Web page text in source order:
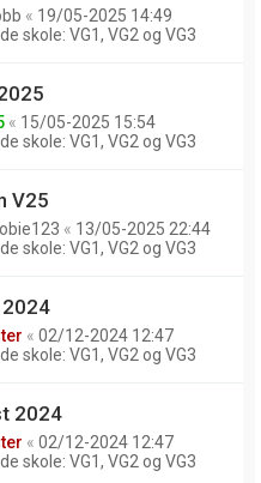
« 19/05-2025 14:49
skole: VG1, VG2 og VG3
« 15/05-2025 15:54
skole: VG1, VG2 og VG3
V25
« 13/05-2025 22:44
skole: VG1, VG2 og VG3
2024
« 02/12-2024 12:47
skole: VG1, VG2 og VG3
2024
« 02/12-2024 12:47
skole: VG1, VG2 og VG3